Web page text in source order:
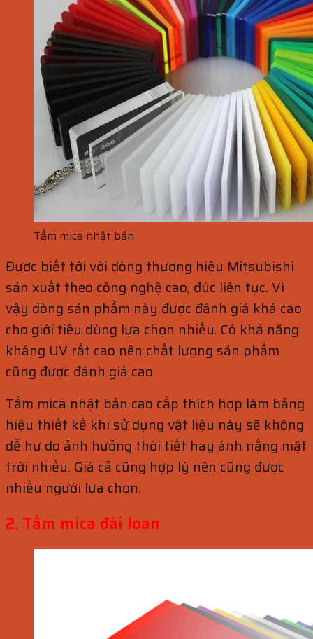
Tấm mica nhật bản
Được biết tới với dòng thương hiệu Mitsubishi
sản xuất theo công nghệ cao, đúc liên tục. Vì
vậy dòng sản phẩm này được đánh giá khá cao
cho giới tiêu dùng lựa chọn nhiều. Có khả năng
kháng UV rất cao nên chất lượng sản phẩm
cũng được đánh giá cao.
Tấm mica nhật bản cao cấp thích hợp làm bảng
hiệu thiết kế khi sử dụng vật liệu này sẽ không
dễ hư do ảnh hưởng thời tiết hay ánh nắng mặt
trời nhiều. Giá cả cũng hợp lý nên cũng được
nhiều người lựa chọn.
2. Tấm mica đài loan